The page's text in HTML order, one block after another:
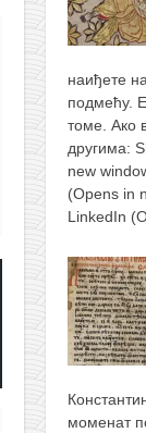
наиђете
подмећу.
томе. Ако
другима:
new
(Opens in
LinkedIn
моменат